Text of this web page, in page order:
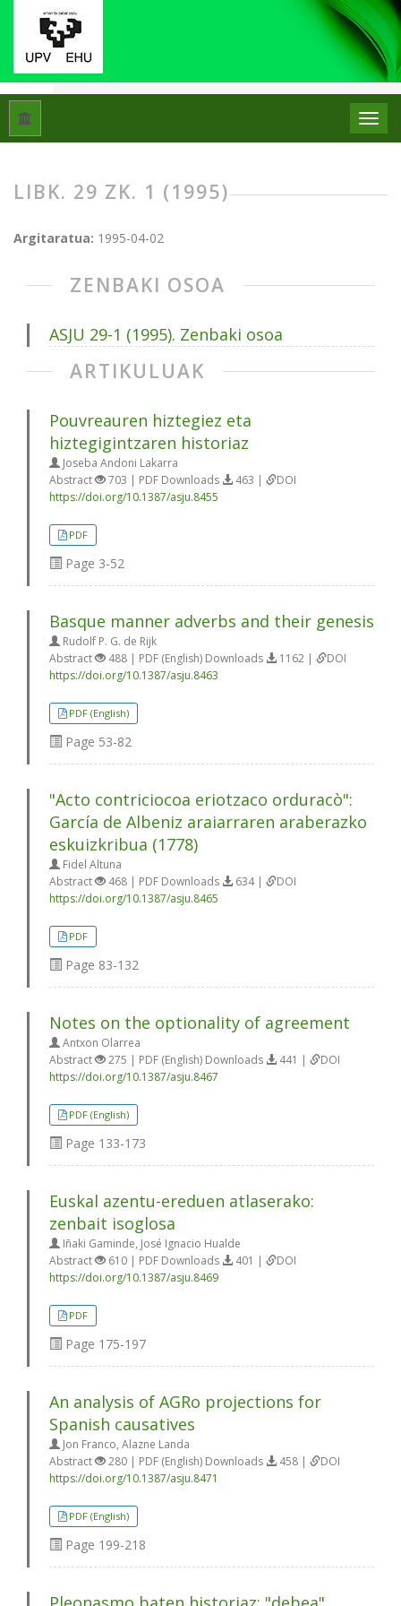
Hasiera
LIBK. 29 ZK. 1 (1995)
Argitaratua: 1995-04-02
ZENBAKI OSOA
ASJU 29-1 (1995). Zenbaki osoa
ARTIKULUAK
Pouvreauren hiztegiez eta
hiztegigintzaren historiaz
Joseba Andoni Lakarra
Abstract
703 | PDF Downloads 463 |
DOI
https://doi.org/10.1387/asju.8455
PDF
Page 3-52
Basque manner adverbs and their genesis
Rudolf P. G. de Rijk
Abstract
488 | PDF (English) Downloads 1162 |
DOI
https://doi.org/10.1387/asju.8463
PDF (English)
Page 53-82
"Acto contriciocoa eriotzaco orduracò":
García de Albeniz araiarraren araberazko
eskuizkribua (1778)
Fidel Altuna
Abstract
468 | PDF Downloads 634 |
DOI
https://doi.org/10.1387/asju.8465
PDF
Page 83-132
Notes on the optionality of agreement
Antxon Olarrea
Abstract
275 | PDF (English) Downloads 441 |
DOI
https://doi.org/10.1387/asju.8467
PDF (English)
Page 133-173
Euskal azentu-ereduen atlaserako:
zenbait isoglosa
Iñaki Gaminde, José Ignacio Hualde
Abstract
610 | PDF Downloads 401 |
DOI
https://doi.org/10.1387/asju.8469
PDF
Page 175-197
An analysis of AGRo projections for
Spanish causatives
Jon Franco, Alazne Landa
Abstract
280 | PDF (English) Downloads 458 |
DOI
https://doi.org/10.1387/asju.8471
PDF (English)
Page 199-218